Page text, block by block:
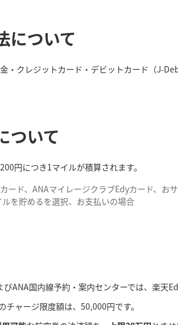
について
・クレジットカード・デビットカード（J-
ついて
円につき1マイルが積算されます。
ード、ANAマイレージクラブEdyカード、お
を貯めるを選択、お支払いの場合
ANA国内線予約・案内センターでは、楽天
チャージ限度額は、50,000円です。